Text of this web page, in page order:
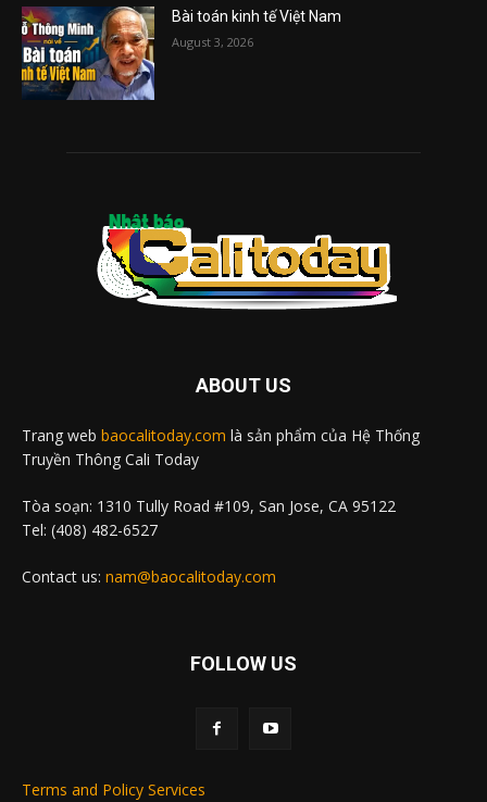
Bài toán kinh tế Việt Nam
August 3, 2026
ABOUT US
Trang web baocalitoday.com là sản phẩm của Hệ Thống
Truyền Thông Cali Today
Tòa soạn: 1310 Tully Road #109, San Jose, CA 95122
Tel: (408) 482-6527
Contact us: nam@baocalitoday.com
FOLLOW US
Terms and Policy Services